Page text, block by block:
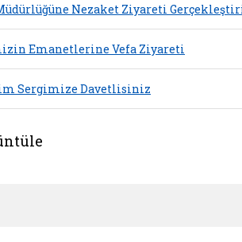
Nezaket Ziyareti
Emanetlerine Vefa Ziyareti
Sergimize Davetlisiniz